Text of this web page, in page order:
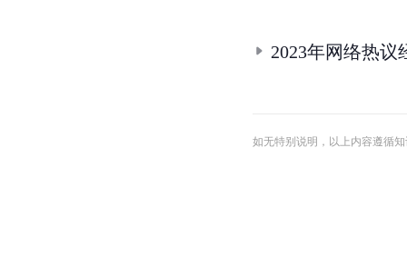
2023年网络热议
如无特别说明，以上内容遵循